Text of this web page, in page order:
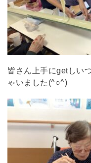
皆さん上手にgetしい
ゃいました(^○^)